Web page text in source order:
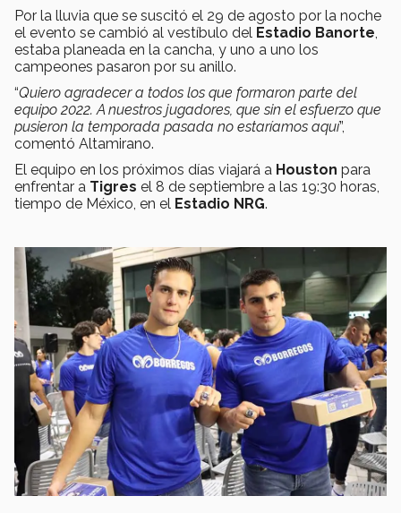
Por la lluvia que se suscitó el 29 de agosto por la noche
el evento se cambió al vestíbulo del Estadio Banorte,
estaba planeada en la cancha, y uno a uno los
campeones pasaron por su anillo.
“Quiero agradecer a todos los que formaron parte del
equipo 2022. A nuestros jugadores, que sin el esfuerzo que
pusieron la temporada pasada no estaríamos aquí”,
comentó Altamirano.
El equipo en los próximos días viajará a Houston para
enfrentar a Tigres el 8 de septiembre a las 19:30 horas,
tiempo de México, en el Estadio NRG.